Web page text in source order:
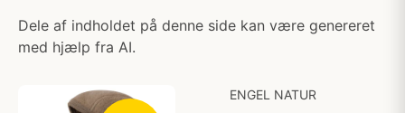
Dele af indholdet på denne side kan være genereret
med hjælp fra AI.
ENGEL NATUR